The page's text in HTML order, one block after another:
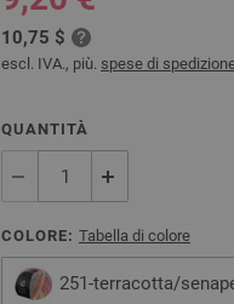
10,75 $
escl. IVA., più. spese di
QUANTITÀ
COLORE: Tabella di colore
251-terracotta/